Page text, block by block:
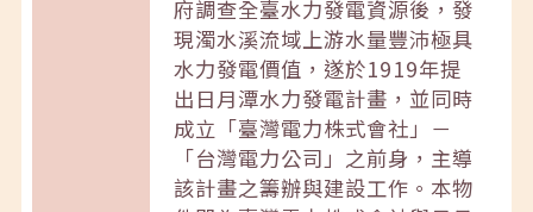
府調查全臺水力發電資源後，發
現濁水溪流域上游水量豐沛極具
水力發電價值，遂於1919年提
出日月潭水力發電計畫，並同時
成立「臺灣電力株式會社」－
「台灣電力公司」之前身，主導
該計畫之籌辦與建設工作。本物